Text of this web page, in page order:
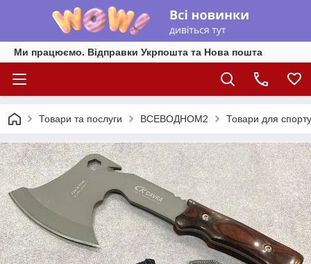
Ми працюємо. Відправки Укрпошта та Нова пошта
Товари та послуги ВСЕВОДНОМ2 Товари для